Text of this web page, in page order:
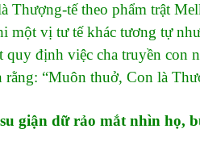
tế theo phẩm trật
một vị tư tế khác tương tự
định việc cha truyền con
“Muôn thuở, Con là
giận dữ rảo mắt nhìn họ,